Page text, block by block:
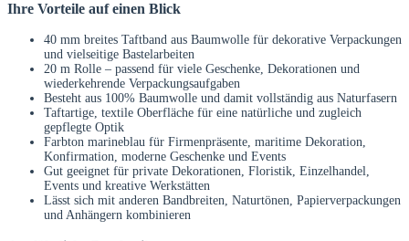
Ihre Vorteile auf einen Blick
40 mm breites Taftband aus Baumwolle für dekorative Verpackungen
und vielseitige Bastelarbeiten
20 m Rolle – passend für viele Geschenke, Dekorationen und
wiederkehrende Verpackungsaufgaben
Besteht aus 100% Baumwolle und damit vollständig aus Naturfasern
Taftartige, textile Oberfläche für eine natürliche und zugleich
gepflegte Optik
Farbton marineblau für Firmenpräsente, maritime Dekoration,
Konfirmation, moderne Geschenke und Events
Gut geeignet für private Dekorationen, Floristik, Einzelhandel,
Events und kreative Werkstätten
Lässt sich mit anderen Bandbreiten, Naturtönen, Papierverpackungen
und Anhängern kombinieren